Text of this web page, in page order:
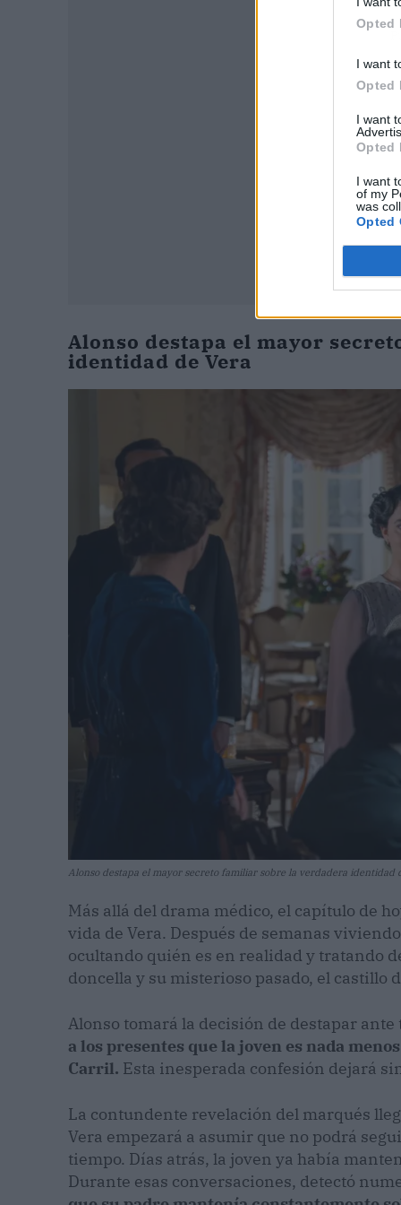
Opted
I want
Opted
I want
Opted
I want
of my
was
Opted
Alonso destapa el mayor
identidad de Vera
Alonso destapa el mayor secreto familiar sobre la verdadera identidad
Más allá del drama médico, el capítulo de
vida de Vera. Después de semanas
ocultando quién es en realidad y tratando
doncella y su misterioso pasado, el castillo
Alonso tomará la decisión de destapar
a los presentes que la joven es nada
Carril. Esta inesperada confesión dejará
La contundente revelación del marqués
Vera empezará a asumir que no podrá
tiempo. Días atrás, la joven ya había
Durante esas conversaciones, detectó